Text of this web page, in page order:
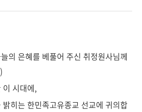
의 은혜를 베풀어 주신 취정원사님께
이 시대에,
히는 한민족고유종교 선교에 귀의합